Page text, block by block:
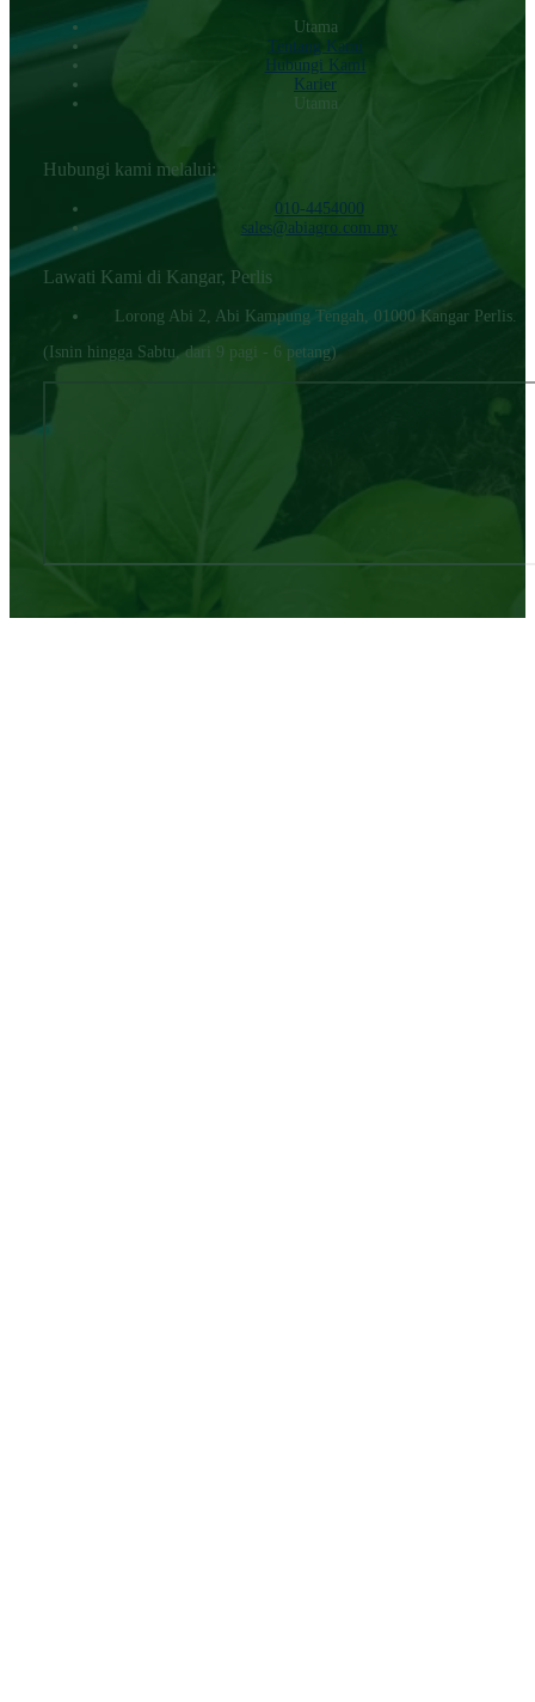
Utama
Tentang Kami
Hubungi KamI
Karier
Utama
Hubungi kami melalui:
010-4454000‬
sales@abiagro.com.my
Lawati Kami di Kangar, Perlis
Lorong Abi 2, Abi Kampung Tengah, 01000 Kangar Perlis.
(Isnin hingga Sabtu, dari 9 pagi - 6 petang)